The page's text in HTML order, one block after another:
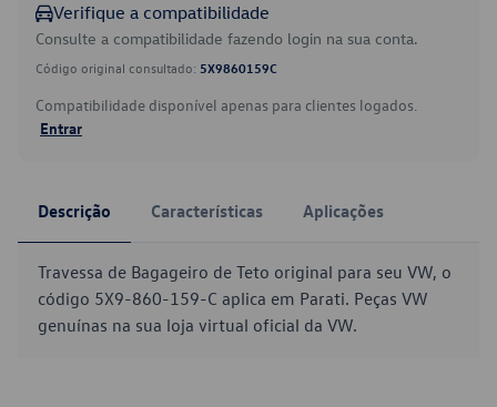
Verifique a compatibilidade
Consulte a compatibilidade fazendo login na sua conta.
Código original consultado: 5X9860159C
Compatibilidade disponível apenas para clientes logados.
Entrar
Descrição Características Aplicações
Travessa de Bagageiro de Teto original para seu VW, o
código 5X9-860-159-C aplica em Parati. Peças VW
genuínas na sua loja virtual oficial da VW.